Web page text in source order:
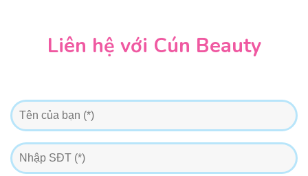
Liên hệ với Cún Beauty